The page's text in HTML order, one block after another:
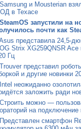
Samsung и Mousterian
в Техасе
SteamOS запустили на
почти как
представила 24,5-
Strix XG259QNSR
Гц
Trouver представил
и другие новинки
Intel неожиданно
заложить ради
Строить можно —
на
Представлен смартфон